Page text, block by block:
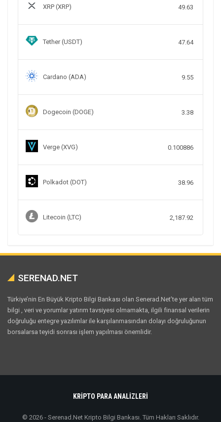
XRP (XRP) 49.63
Tether (USDT) 47.64
Cardano (ADA) 9.55
Dogecoin (DOGE) 3.38
Verge (XVG) 0.100886
Polkadot (DOT) 38.96
Litecoin (LTC) 2,187.92
SERENAD.NET
Türkiye’nin En Büyük Kripto Bilgi Bankası olan Senerad.Net’te yer alan tüm
bilgi , veri ve yorumlar yatırım tavsiyesi olmamakta, ilgili finansal verilerin
doğruluğu entegre yazılımlar ile karşılanmasından dolayı doğruluğunun
borsalarsa teyidi sonrası işlem yapılması önemlidir.
KRİPTO PARA ANALİZLERİ
© 2026 - Serenad.Net Kripto Bilgi Bankası. Tüm Hakları Saklıdır.